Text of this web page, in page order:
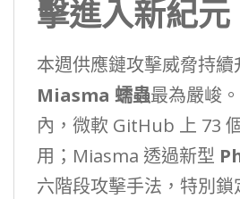
擊進入新紀元
本週供應鏈攻擊威脅持續
Miasma 蠕蟲最為嚴峻
內，微軟 GitHub 上 73
用；Miasma 透過新型
六階段攻擊手法，特別鎖